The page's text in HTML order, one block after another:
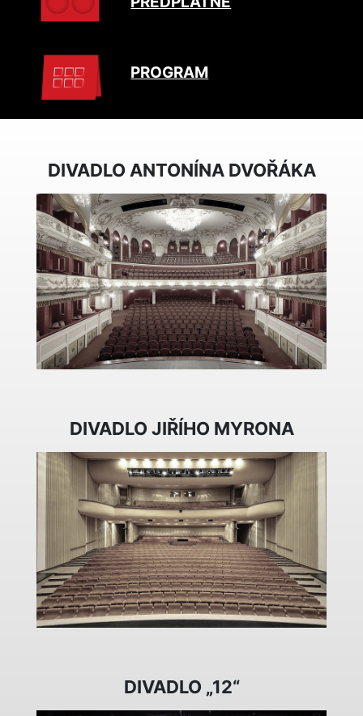
PROGRAM
DIVADLO ANTONÍNA DVOŘÁKA
DIVADLO JIŘÍHO MYRONA
DIVADLO „12“